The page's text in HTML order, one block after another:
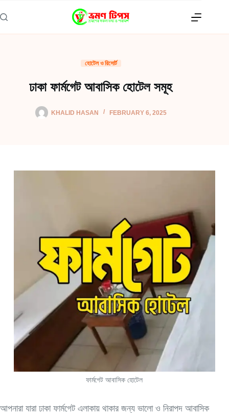
to
content
হোটেল ও রিসোর্ট
ঢাকা ফার্মগেট আবাসিক হোটেল সমূহ
KHALID HASAN FEBRUARY 6, 2025
ফার্মগেট আবাসিক হোটেল
আপনারা যারা ঢাকা ফার্মগেট এলাকায় থাকার জন্য ভালো ও নিরাপদ আবাসিক